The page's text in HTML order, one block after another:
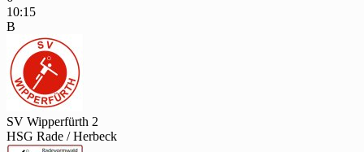
10:15
B
SV Wipperfürth 2
HSG Rade / Herbeck